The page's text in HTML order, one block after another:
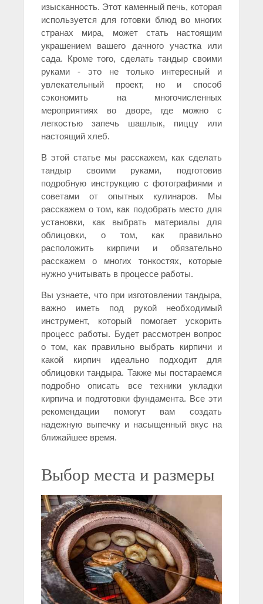
изысканность. Этот каменный печь, которая
используется для готовки блюд во многих
странах мира, может стать настоящим
украшением вашего дачного участка или
сада. Кроме того, сделать тандыр своими
руками - это не только интересный и
увлекательный проект, но и способ
сэкономить на многочисленных
мероприятиях во дворе, где можно с
легкостью запечь шашлык, пиццу или
настоящий хлеб.
В этой статье мы расскажем, как сделать
тандыр своими руками, подготовив
подробную инструкцию с фотографиями и
советами от опытных кулинаров. Мы
расскажем о том, как подобрать место для
установки, как выбрать материалы для
облицовки, о том, как правильно
расположить кирпичи и обязательно
расскажем о многих тонкостях, которые
нужно учитывать в процессе работы.
Вы узнаете, что при изготовлении тандыра,
важно иметь под рукой необходимый
инструмент, который помогает ускорить
процесс работы. Будет рассмотрен вопрос
о том, как правильно выбрать кирпичи и
какой кирпич идеально подходит для
облицовки тандыра. Также мы постараемся
подробно описать все техники укладки
кирпича и подготовки фундамента. Все эти
рекомендации помогут вам создать
надежную выпечку и насыщенный вкус на
ближайшее время.
Выбор места и размеры